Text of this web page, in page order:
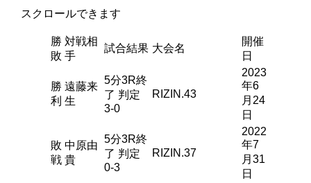
スクロールできます
勝
敗
対戦相
手
試合結果 大会名
開催
日
勝
利
遠藤来
生
5分3R終
了 判定
3-0
RIZIN.43
2023
年6
月24
日
敗
戦
中原由
貴
5分3R終
了 判定
0-3
RIZIN.37
2022
年7
月31
日